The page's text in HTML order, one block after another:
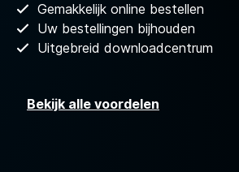
Gemakkelijk online bestellen
Uw bestellingen bijhouden
Uitgebreid downloadcentrum
Bekijk alle voordelen